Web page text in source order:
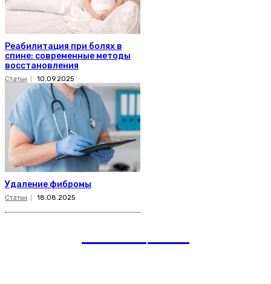
Реабилитация при болях в
спине: современные методы
восстановления
Статьи 10.09.2025
Удаление фибромы
Статьи 18.08.2025